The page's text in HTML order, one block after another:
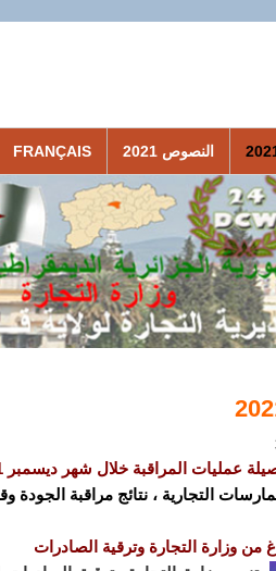
النصوص 2021 FRANÇAIS
عمليات المراقبة خلال شهر ديسمبر 2021
التجارية ، نتائج مراقبة
من وزارة التجارة وترقية الصادرات